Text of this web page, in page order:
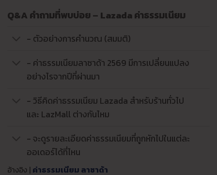
Q&A คำถามที่พบบ่อย – Lazada ค่าธรรมเนียม
- ตัวอย่างการคำนวณ (สมมติ)
- ค่าธรรมเนียมลาซาด้า 2569 มีการเปลี่ยนแปลง
อย่างไรจากปีที่ผ่านมา
- วิธีคิดค่าธรรมเนียม Lazada สำหรับร้านทั่วไป
และ LazMall ต่างกันไหม
- จะดูรายละเอียดค่าธรรมเนียมที่ถูกหักไปในแต่ละ
ออเดอร์ได้ที่ไหน
อ้างอิง | ค่าธรรมเนียม ลาซาด้า